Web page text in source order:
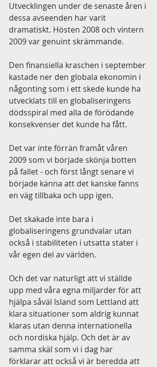
Utvecklingen under de senaste åren i
dessa avseenden har varit
dramatiskt. Hösten 2008 och vintern
2009 var genuint skrämmande.
Den finansiella kraschen i september
kastade ner den globala ekonomin i
någonting som i ett skede kunde ha
utvecklats till en globaliseringens
dödsspiral med alla de förödande
konsekvenser det kunde ha fått.
Det var inte förrän framåt våren
2009 som vi började skönja botten
på fallet - och först långt senare vi
började känna att det kanske fanns
en väg tillbaka och upp igen.
Det skakade inte bara i
globaliseringens grundvalar utan
också i stabiliteten i utsatta stater i
vår egen del av världen.
Och det var naturligt att vi ställde
upp med våra egna miljarder för att
hjälpa såväl Island som Lettland att
klara situationer som aldrig kunnat
klaras utan denna internationella
och nordiska hjälp. Och det är av
samma skäl som vi i dag har
förklarar att också vi är beredda att